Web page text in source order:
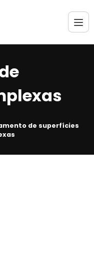
de superfícies